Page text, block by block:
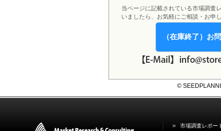
当ページに記載されている市場調査
いましたら、お気軽にご相談・お申
（在庫終了）お
©
市場調査レポー